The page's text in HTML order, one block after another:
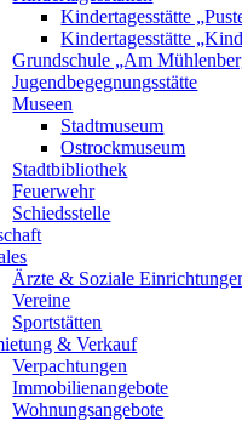
Kindertagesstätte
Kindertagesstätte
Grundschule „Am
Jugendbegegnungsstätte
Museen
Stadtmuseum
Ostrockmuseum
Stadtbibliothek
Feuerwehr
Schiedsstelle
Ärzte & Soziale
Vereine
Sportstätten
& Verkauf
Verpachtungen
Immobilienangebote
Wohnungsangebote